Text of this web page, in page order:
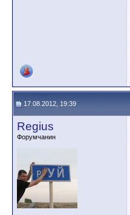
17.08.2012, 19:39
Regius
Форумчанин